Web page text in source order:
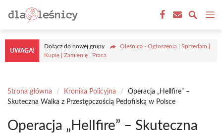
do
treści
UWAGA!
Dołącz do nowej grupy
Oleśnica - Ogłoszenia | Sprzedam |
Kupię | Zamienię | Praca
Strona główna / Kronika Policyjna /
Operacja „Hellfire” –
Skuteczna Walka z Przestępczością Pedofilską w Polsce
Operacja „Hellfire” – Skuteczna